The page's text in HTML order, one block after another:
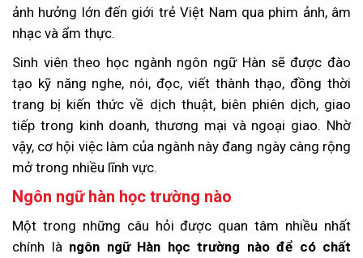
ảnh hưởng lớn đến giới trẻ Việt Nam qua phim ảnh, âm
nhạc và ẩm thực.
Sinh viên theo học ngành ngôn ngữ Hàn sẽ được đào
tạo kỹ năng nghe, nói, đọc, viết thành thạo, đồng thời
trang bị kiến thức về dịch thuật, biên phiên dịch, giao
tiếp trong kinh doanh, thương mại và ngoại giao. Nhờ
vậy, cơ hội việc làm của ngành này đang ngày càng rộng
mở trong nhiều lĩnh vực.
Ngôn ngữ hàn học trường nào
Một trong những câu hỏi được quan tâm nhiều nhất
chính là ngôn ngữ Hàn học trường nào để có chất